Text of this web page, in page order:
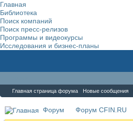
Главная
Библиотека
Поиск компаний
Поиск пресс-релизов
Программы и видеокурсы
Исследования и бизнес-планы
Главная страница форума Новые сообщения
Форум Форум CFIN.RU